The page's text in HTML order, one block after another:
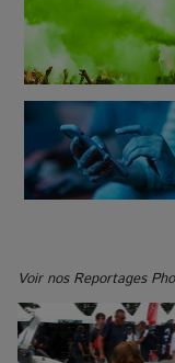
Voir nos Reportages